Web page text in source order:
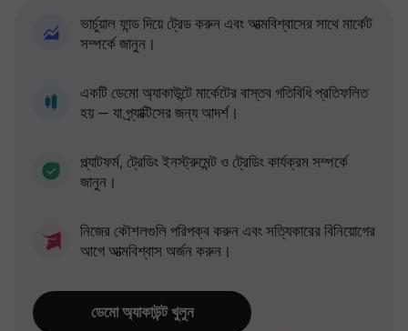
ভার্চুয়াল ফান্ড দিয়ে ট্রেড করুন এবং আত্মবিশ্বাসের সাথে মার্কেট
সম্পর্কে জানুন।
একটি ডেমো অ্যাকাউন্টে মার্কেটের বাস্তব গতিবিধি প্রতিফলিত
হয় — যা প্র্যাক্টিসের জন্য আদর্শ।
প্ল্যাটফর্ম, ট্রেডিং ইনস্ট্রুমেন্ট ও ট্রেডিং কার্যক্রম সম্পর্কে
জানুন।
নিজের কৌশলগুলি পরিপক্ব করুন এবং সত্যিকারের বিনিয়োগের
আগে আত্মবিশ্বাস অর্জন করুন।
ডেমো অ্যাকাউন্ট খুলুন